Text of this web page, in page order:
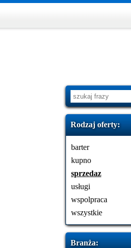
Rodzaj oferty:
barter
kupno
sprzedaz
usługi
wspolpraca
wszystkie
Branża: